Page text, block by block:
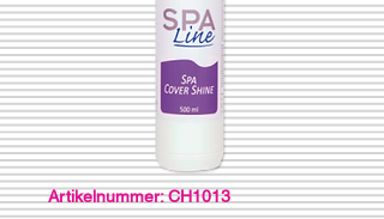
Artikelnummer: CH1013